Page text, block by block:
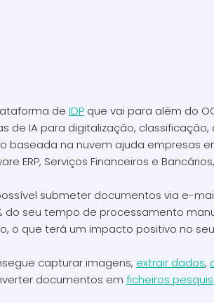
de IDP que vai para além do
de IA para digitalização,
baseada na nuvem ajuda empresas
ERP, Serviços Financeiros e
submeter documentos via e-
do seu tempo de processamento
o que terá um impacto positivo no seu
capturar imagens, extrair dados,
documentos em ficheiros